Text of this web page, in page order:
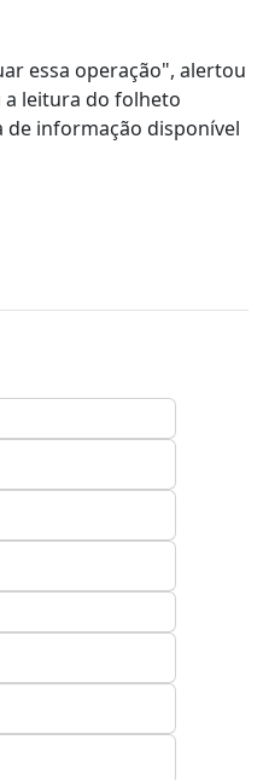
essa operação", alertou
leitura do folheto
informação disponível